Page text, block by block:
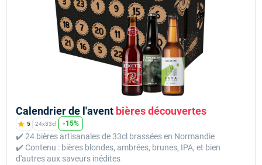
Calendrier de l'avent bières découvertes
5 24x33cl -15%
✔️ 24 bières artisanales de 33cl brassées en Normandie
✔️ Contenu : bières blondes, ambrées, brunes, IPA, et bien
d'autres aux saveurs inédites